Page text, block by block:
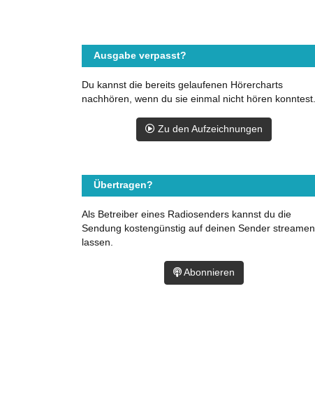
Ausgabe verpasst?
Du kannst die bereits gelaufenen Hörercharts
nachhören, wenn du sie einmal nicht hören konntest.
Zu den Aufzeichnungen
Übertragen?
Als Betreiber eines Radiosenders kannst du die
Sendung kostengünstig auf deinen Sender streamen
lassen.
Abonnieren